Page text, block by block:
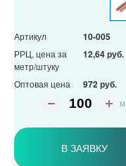
Артикул 10-005
РРЦ, цена за
метр/штуку
12,64 руб.
Оптовая цена 972 руб.
м
В ЗАЯВКУ